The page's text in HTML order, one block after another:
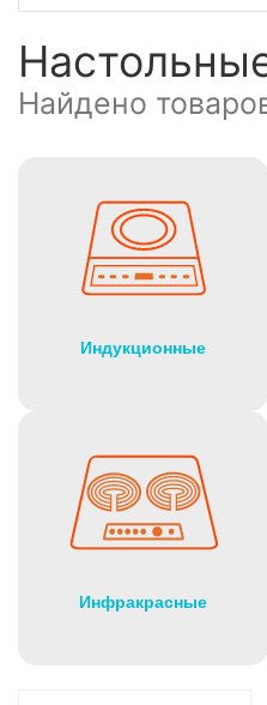
Найдено
Индукционные
Инфракрасные